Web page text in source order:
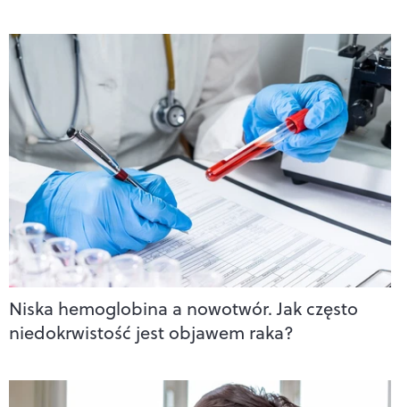
Niska hemoglobina a nowotwór. Jak często
niedokrwistość jest objawem raka?